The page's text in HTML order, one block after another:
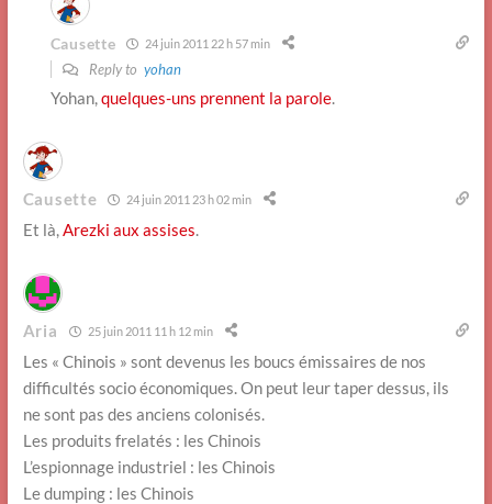
Causette 24 juin 2011 22 h 57 min
Reply to yohan
Yohan,quelques-uns prennent la parole.
Causette 24 juin 2011 23 h 02 min
Et là,Arezki aux assises.
Aria 25 juin 2011 11 h 12 min
Les « Chinois » sont devenus les boucs émissaires de nos
difficultés socio économiques. On peut leur taper dessus, ils
ne sont pas des anciens colonisés.
Les produits frelatés : les Chinois
L’espionnage industriel : les Chinois
Le dumping : les Chinois